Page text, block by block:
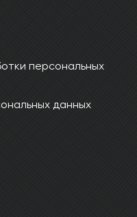
персональных
данных